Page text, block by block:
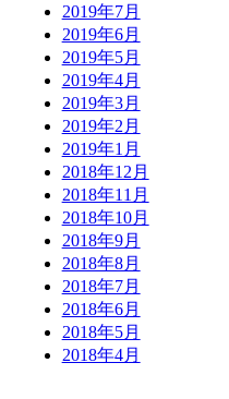
2019年7月
2019年6月
2019年5月
2019年4月
2019年3月
2019年2月
2019年1月
2018年12月
2018年11月
2018年10月
2018年9月
2018年8月
2018年7月
2018年6月
2018年5月
2018年4月